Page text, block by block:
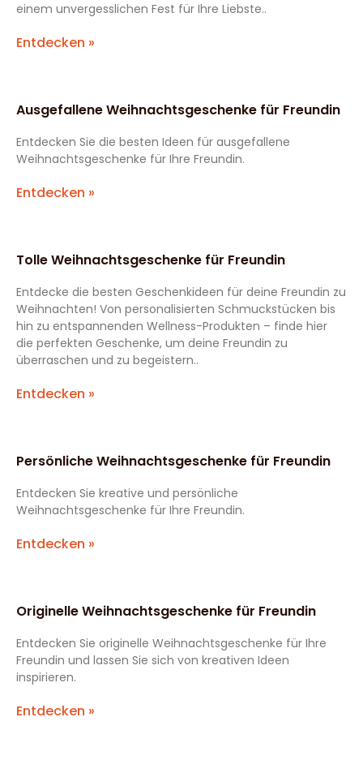
einem unvergesslichen Fest für Ihre Liebste..
Entdecken »
Ausgefallene Weihnachtsgeschenke für Freundin
Entdecken Sie die besten Ideen für ausgefallene
Weihnachtsgeschenke für Ihre Freundin.
Entdecken »
Tolle Weihnachtsgeschenke für Freundin
Entdecke die besten Geschenkideen für deine Freundin zu
Weihnachten! Von personalisierten Schmuckstücken bis
hin zu entspannenden Wellness-Produkten – finde hier
die perfekten Geschenke, um deine Freundin zu
überraschen und zu begeistern..
Entdecken »
Persönliche Weihnachtsgeschenke für Freundin
Entdecken Sie kreative und persönliche
Weihnachtsgeschenke für Ihre Freundin.
Entdecken »
Originelle Weihnachtsgeschenke für Freundin
Entdecken Sie originelle Weihnachtsgeschenke für Ihre
Freundin und lassen Sie sich von kreativen Ideen
inspirieren.
Entdecken »